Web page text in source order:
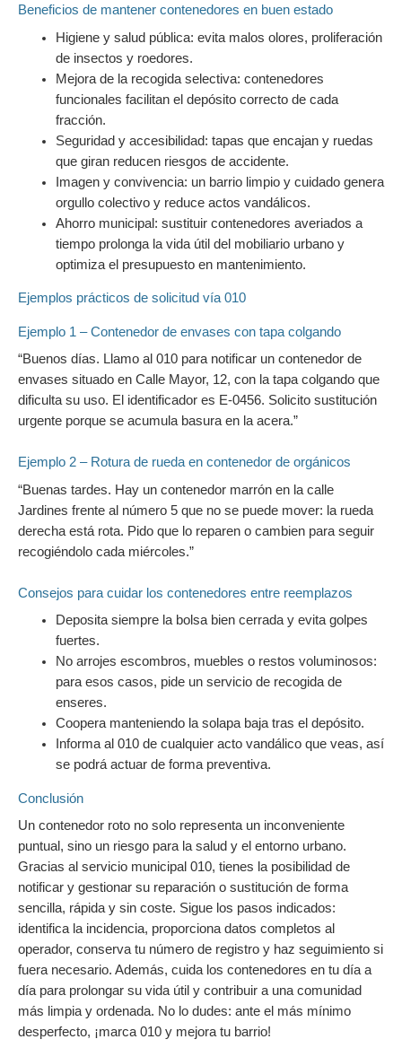
Beneficios de mantener contenedores en buen estado
Higiene y salud pública: evita malos olores, proliferación
de insectos y roedores.
Mejora de la recogida selectiva: contenedores
funcionales facilitan el depósito correcto de cada
fracción.
Seguridad y accesibilidad: tapas que encajan y ruedas
que giran reducen riesgos de accidente.
Imagen y convivencia: un barrio limpio y cuidado genera
orgullo colectivo y reduce actos vandálicos.
Ahorro municipal: sustituir contenedores averiados a
tiempo prolonga la vida útil del mobiliario urbano y
optimiza el presupuesto en mantenimiento.
Ejemplos prácticos de solicitud vía 010
Ejemplo 1 – Contenedor de envases con tapa colgando
“Buenos días. Llamo al 010 para notificar un contenedor de
envases situado en Calle Mayor, 12, con la tapa colgando que
dificulta su uso. El identificador es E-0456. Solicito sustitución
urgente porque se acumula basura en la acera.”
Ejemplo 2 – Rotura de rueda en contenedor de orgánicos
“Buenas tardes. Hay un contenedor marrón en la calle
Jardines frente al número 5 que no se puede mover: la rueda
derecha está rota. Pido que lo reparen o cambien para seguir
recogiéndolo cada miércoles.”
Consejos para cuidar los contenedores entre reemplazos
Deposita siempre la bolsa bien cerrada y evita golpes
fuertes.
No arrojes escombros, muebles o restos voluminosos:
para esos casos, pide un servicio de recogida de
enseres.
Coopera manteniendo la solapa baja tras el depósito.
Informa al 010 de cualquier acto vandálico que veas, así
se podrá actuar de forma preventiva.
Conclusión
Un contenedor roto no solo representa un inconveniente
puntual, sino un riesgo para la salud y el entorno urbano.
Gracias al servicio municipal 010, tienes la posibilidad de
notificar y gestionar su reparación o sustitución de forma
sencilla, rápida y sin coste. Sigue los pasos indicados:
identifica la incidencia, proporciona datos completos al
operador, conserva tu número de registro y haz seguimiento si
fuera necesario. Además, cuida los contenedores en tu día a
día para prolongar su vida útil y contribuir a una comunidad
más limpia y ordenada. No lo dudes: ante el más mínimo
desperfecto, ¡marca 010 y mejora tu barrio!